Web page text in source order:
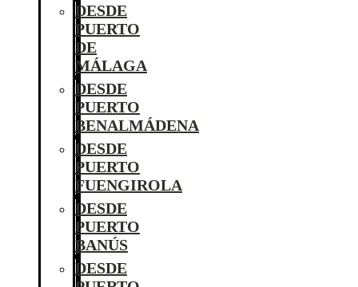
DESDE
PUERTO
DE
MÁLAGA
DESDE
PUERTO
BENALMÁDENA
DESDE
PUERTO
FUENGIROLA
DESDE
PUERTO
BANÚS
DESDE